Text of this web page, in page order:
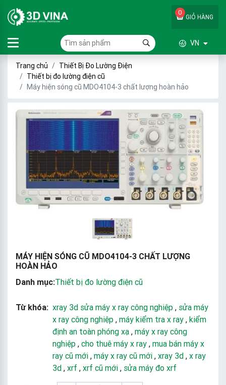
GIỎ HÀNG
0
VN
Trang chủ
Thiết Bị Đo Lường Điện
Thiết bị đo lường điện cũ
Máy hiện sóng cũ MDO4104-3 chất lượng hoàn hảo
MÁY HIỆN SÓNG CŨ MDO4104-3 CHẤT LƯỢNG
HOÀN HẢO
Danh mục:Thiết bị đo lường điện cũ
Từ khóa: xray 3d sửa máy x ray công nghiệp , sửa máy
x ray công nghiệp , máy kiểm tra x ray , kiểm
định an toàn phóng xạ , máy x ray công
nghiệp , cho thuê máy x ray , mua bán máy x
ray cũ mới , máy x ray cũ mới , xray 3d , x ray
3d , xrf , xrf cũ mới , sửa máy đo xrf